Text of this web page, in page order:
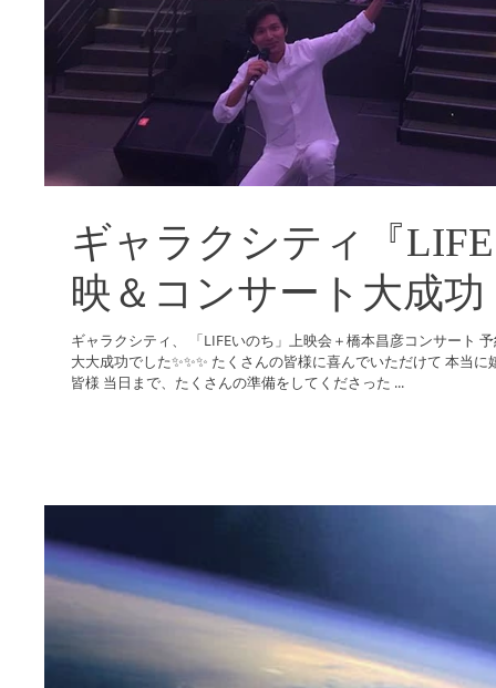
ギャラクシティ『
映＆コンサート大成功
ギャラクシティ、 「LIFEいのち」上映会＋橋本昌彦コンサート 予約席、当日券、全席完売✨🎉✨㊗️ 大
大大成功でした✨✨✨ たくさんの皆様に喜んでいただけて 本当に嬉しかったです‼︎ ご来場くださった
皆様 当日まで、たくさんの準備をしてくださった ...